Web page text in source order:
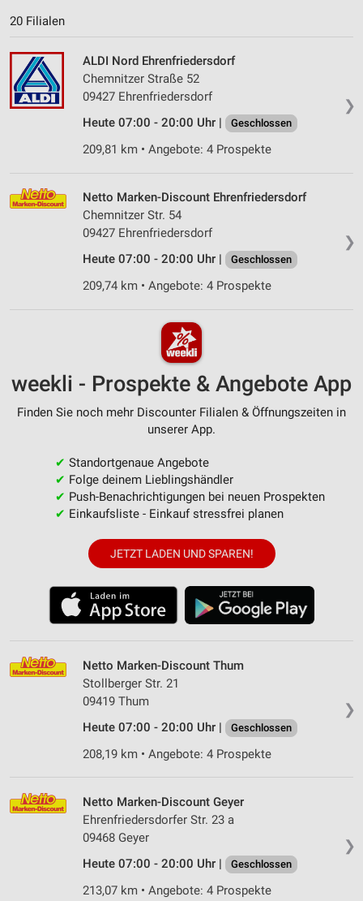
20 Filialen
❯
ALDI Nord Ehrenfriedersdorf
Chemnitzer Straße 52
09427 Ehrenfriedersdorf
Heute 07:00 - 20:00 Uhr |
Geschlossen
209,81 km • Angebote: 4 Prospekte
❯
Netto Marken-Discount Ehrenfriedersdorf
Chemnitzer Str. 54
09427 Ehrenfriedersdorf
Heute 07:00 - 20:00 Uhr |
Geschlossen
209,74 km • Angebote: 4 Prospekte
weekli - Prospekte & Angebote App
Finden Sie noch mehr Discounter Filialen & Öffnungszeiten in
unserer App.
✔ Standortgenaue Angebote
✔ Folge deinem Lieblingshändler
✔ Push-Benachrichtigungen bei neuen Prospekten
✔ Einkaufsliste - Einkauf stressfrei planen
JETZT LADEN UND SPAREN!
❯
Netto Marken-Discount Thum
Stollberger Str. 21
09419 Thum
Heute 07:00 - 20:00 Uhr |
Geschlossen
208,19 km • Angebote: 4 Prospekte
❯
Netto Marken-Discount Geyer
Ehrenfriedersdorfer Str. 23 a
09468 Geyer
Heute 07:00 - 20:00 Uhr |
Geschlossen
213,07 km • Angebote: 4 Prospekte